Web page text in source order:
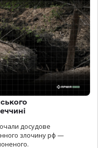
досудове
злочину рф —